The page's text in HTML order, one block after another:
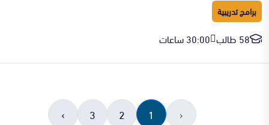
برامج تدريبية
58 طالب 30:00 ساعات
‹
1
2
3
›